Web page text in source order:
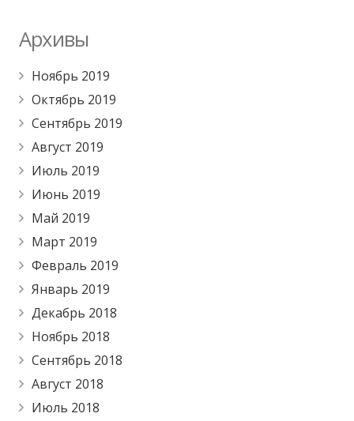
Архивы
Ноябрь 2019
Октябрь 2019
Сентябрь 2019
Август 2019
Июль 2019
Июнь 2019
Май 2019
Март 2019
Февраль 2019
Январь 2019
Декабрь 2018
Ноябрь 2018
Сентябрь 2018
Август 2018
Июль 2018